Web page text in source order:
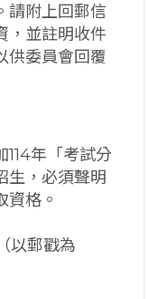
請附上回郵信
，並註明收件
供委員會回覆
114年「考試分
生，必須聲明
資格。
以郵戳為